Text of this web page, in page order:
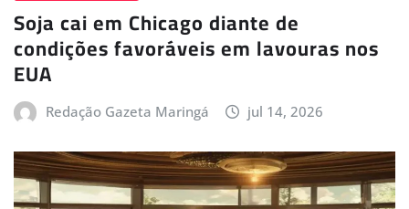
Soja cai em Chicago diante de
condições favoráveis em lavouras nos
EUA
Redação Gazeta Maringá jul 14, 2026